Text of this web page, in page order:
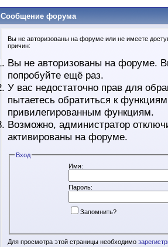
Сообщение форума
Вы не авторизованы на форуме или не имеете
причин:
Вы не авторизованы на форуме.
попробуйте ещё раз.
У вас недостаточно прав для
пытаетесь обратиться к
привилегированным функциям.
Возможно, администратор
активированы на форуме.
Вход
Имя:
Пароль:
Запомнить?
Для просмотра этой страницы необходимо